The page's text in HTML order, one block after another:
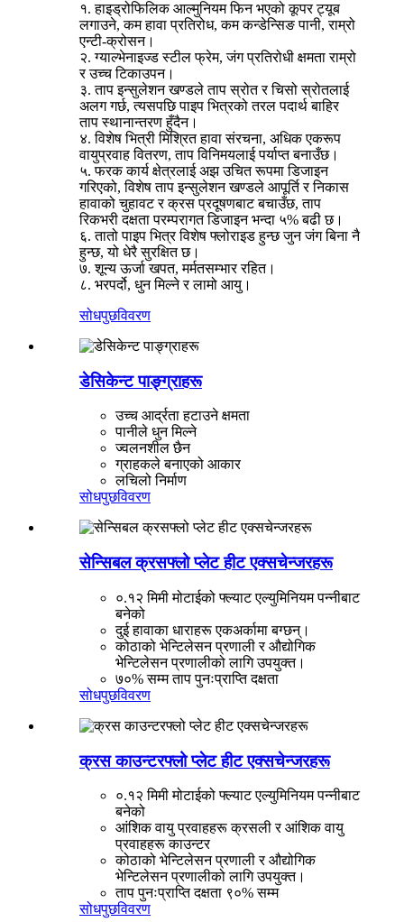
१. हाइड्रोफिलिक आल्मुनियम फिन भएको कूपर ट्यूब
लगाउने, कम हावा प्रतिरोध, कम कन्डेन्सिङ पानी, राम्रो
एन्टी-क्रोसन।
२. ग्याल्भेनाइज्ड स्टील फ्रेम, जंग प्रतिरोधी क्षमता राम्रो
र उच्च टिकाउपन।
३. ताप इन्सुलेशन खण्डले ताप स्रोत र चिसो स्रोतलाई
अलग गर्छ, त्यसपछि पाइप भित्रको तरल पदार्थ बाहिर
ताप स्थानान्तरण हुँदैन।
४. विशेष भित्री मिश्रित हावा संरचना, अधिक एकरूप
वायुप्रवाह वितरण, ताप विनिमयलाई पर्याप्त बनाउँछ।
५. फरक कार्य क्षेत्रलाई अझ उचित रूपमा डिजाइन
गरिएको, विशेष ताप इन्सुलेशन खण्डले आपूर्ति र निकास
हावाको चुहावट र क्रस प्रदूषणबाट बचाउँछ, ताप
रिकभरी दक्षता परम्परागत डिजाइन भन्दा ५% बढी छ।
६. तातो पाइप भित्र विशेष फ्लोराइड हुन्छ जुन जंग बिना नै
हुन्छ, यो धेरै सुरक्षित छ।
७. शून्य ऊर्जा खपत, मर्मतसम्भार रहित।
८. भरपर्दो, धुन मिल्ने र लामो आयु।
सोधपुछविवरण
डेसिकेन्ट पाङ्ग्राहरू
उच्च आर्द्रता हटाउने क्षमता
पानीले धुन मिल्ने
ज्वलनशील छैन
ग्राहकले बनाएको आकार
लचिलो निर्माण
सोधपुछविवरण
सेन्सिबल क्रसफ्लो प्लेट हीट एक्सचेन्जरहरू
०.१२ मिमी मोटाईको फ्ल्याट एल्युमिनियम पन्नीबाट
बनेको
दुई हावाका धाराहरू एकअर्कामा बग्छन्।
कोठाको भेन्टिलेसन प्रणाली र औद्योगिक
भेन्टिलेसन प्रणालीको लागि उपयुक्त।
७०% सम्म ताप पुनःप्राप्ति दक्षता
सोधपुछविवरण
क्रस काउन्टरफ्लो प्लेट हीट एक्सचेन्जरहरू
०.१२ मिमी मोटाईको फ्ल्याट एल्युमिनियम पन्नीबाट
बनेको
आंशिक वायु प्रवाहहरू क्रसली र आंशिक वायु
प्रवाहहरू काउन्टर
कोठाको भेन्टिलेसन प्रणाली र औद्योगिक
भेन्टिलेसन प्रणालीको लागि उपयुक्त।
ताप पुनःप्राप्ति दक्षता ९०% सम्म
सोधपुछविवरण